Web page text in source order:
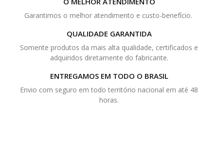
Garantimos o melhor atendimento e custo-benefício.
QUALIDADE GARANTIDA
Somente produtos da mais alta qualidade, certificados e
adquiridos diretamente do fabricante.
ENTREGAMOS EM TODO O BRASIL
Envio com seguro em todo território nacional em até 48
horas.